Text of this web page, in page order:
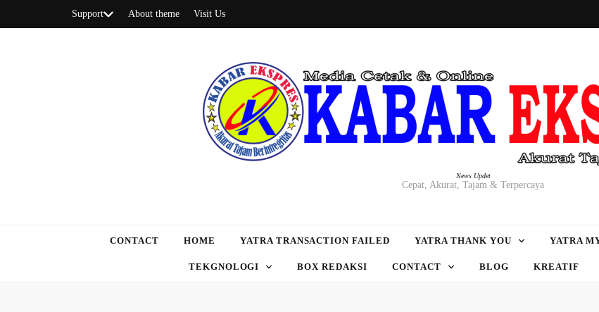
Support About theme Visit Us
News Updet
Cepat, Akurat, Tajam & Terpercaya
CONTACT HOME YATRA TRANSACTION FAILED YATRA THANK YOU YATRA
TEKGNOLOGI BOX REDAKSI CONTACT BLOG KREATIF